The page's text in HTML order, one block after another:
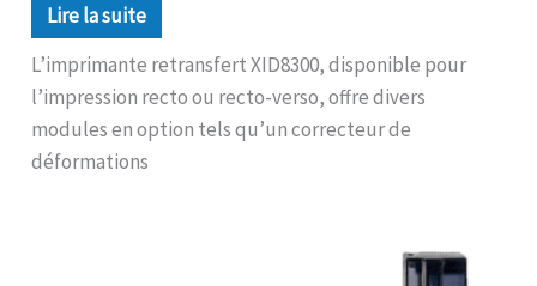
Lire la suite
L’imprimante retransfert XID8300, disponible pour
l’impression recto ou recto-verso, offre divers
modules en option tels qu’un correcteur de
déformations